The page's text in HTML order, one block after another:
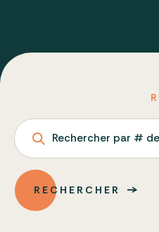
Rechercher par #
RECHERCHER